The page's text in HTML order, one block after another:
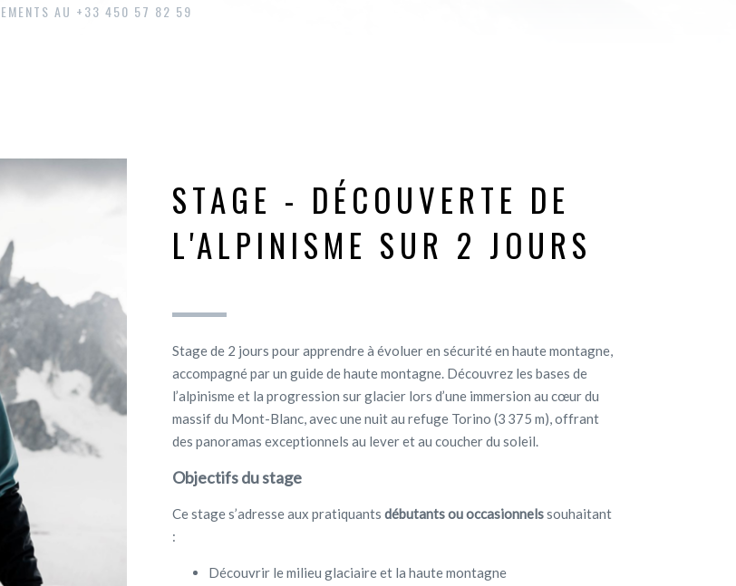
AU +33 450 57 82 59
STAGE - DÉCOUVERTE DE
L'ALPINISME SUR 2 JOURS
Stage de 2 jours pour apprendre à évoluer en sécurité en haute montagne,
accompagné par un guide de haute montagne. Découvrez les bases de
l’alpinisme et la progression sur glacier lors d’une immersion au cœur du
massif du Mont-Blanc, avec une nuit au refuge Torino (3 375 m), offrant
des panoramas exceptionnels au lever et au coucher du soleil.
Objectifs du stage
Ce stage s’adresse aux pratiquants débutants ou occasionnelssouhaitant
:
Découvrir le milieu glaciaire et la haute montagne